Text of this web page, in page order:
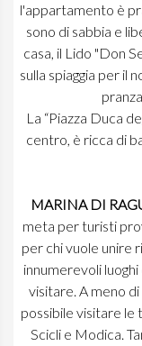
l'appartamento è
sono di sabbia e
casa, il Lido "Don
sulla spiaggia per il
La “Piazza Duca
centro, è ricca di
MARINA DI
meta per turisti
per chi vuole unire
innumerevoli
visitare. A meno di
possibile visitare le
Scicli e Modica.